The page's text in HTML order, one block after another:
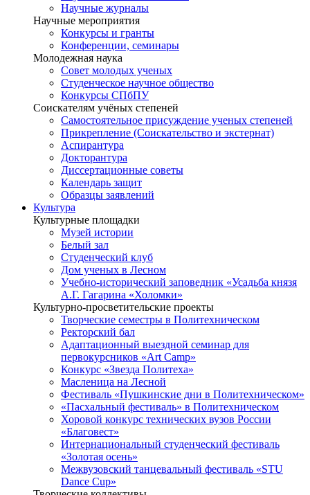
Научные журналы
Научные мероприятия
Конкурсы и гранты
Конференции, семинары
Молодежная наука
Совет молодых ученых
Студенческое научное общество
Конкурсы СПбПУ
Соискателям учёных степеней
Самостоятельное присуждение ученых степеней
Прикрепление (Соискательство и экстернат)
Аспирантура
Докторантура
Диссертационные советы
Календарь защит
Образцы заявлений
Культура
Культурные площадки
Музей истории
Белый зал
Студенческий клуб
Дом ученых в Лесном
Учебно-исторический заповедник «Усадьба князя
А.Г. Гагарина «Холомки»
Культурно-просветительские проекты
Творческие семестры в Политехническом
Ректорский бал
Адаптационный выездной семинар для
первокурсников «Art Camp»
Конкурс «Звезда Политеха»
Масленица на Лесной
Фестиваль «Пушкинские дни в Политехническом»
«Пасхальный фестиваль» в Политехническом
Хоровой конкурс технических вузов России
«Благовест»
Интернациональный студенческий фестиваль
«Золотая осень»
Межвузовский танцевальный фестиваль «STU
Dance Cup»